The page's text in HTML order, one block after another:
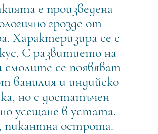
е произведена
грозде от
Характеризира се с
С развитието на
се появяват
ванилия и индийско
но с достатъчен
усещане в устата.
пикантна острота.